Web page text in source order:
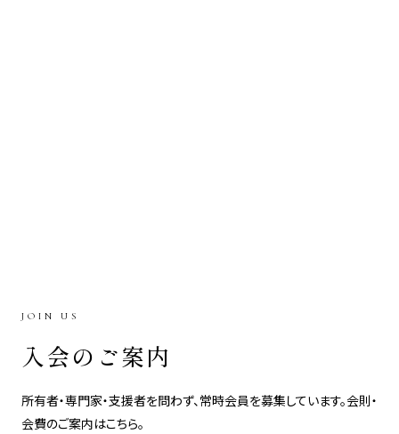
JOIN US
入会のご案内
所有者・専門家・支援者を問わず、常時会員を募集しています。会則・
会費のご案内はこちら。